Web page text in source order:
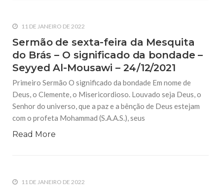
11 DE JANEIRO DE 2022
Sermão de sexta-feira da Mesquita
do Brás – O significado da bondade –
Seyyed Al-Mousawi – 24/12/2021
Primeiro Sermão O significado da bondade Em nome de
Deus, o Clemente, o Misericordioso. Louvado seja Deus, o
Senhor do universo, que a paz e a bênção de Deus estejam
com o profeta Mohammad (S.A.A.S.), seus
Read More
11 DE JANEIRO DE 2022